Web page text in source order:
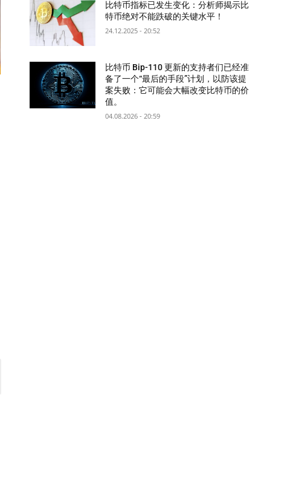
比特币指标已发生变化：分析师揭示比
特币绝对不能跌破的关键水平！
24.12.2025 - 20:52
比特币 Bip-110 更新的支持者们已经准
备了一个“最后的手段”计划，以防该提
案失败：它可能会大幅改变比特币的价
值。
04.08.2026 - 20:59